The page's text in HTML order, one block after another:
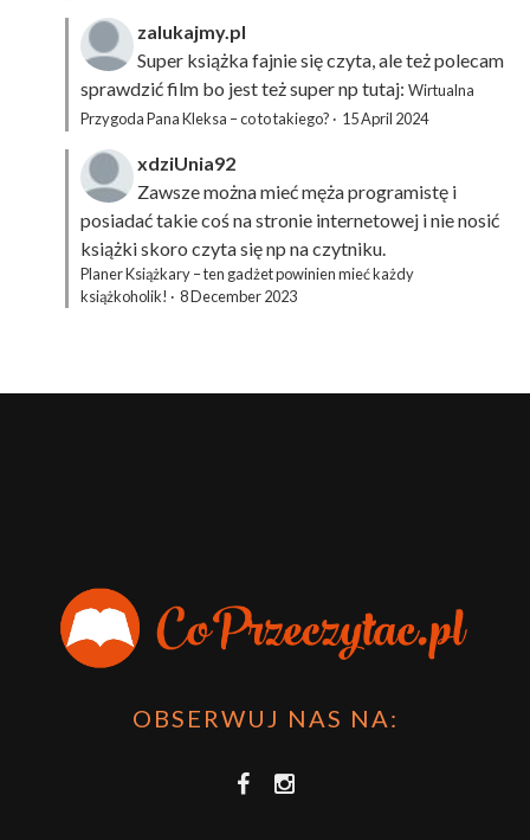
zalukajmy.pl
Super książka fajnie się czyta, ale też polecam
sprawdzić film bo jest też super np tutaj: Wirtualna
Przygoda Pana Kleksa – co to takiego? · 15 April 2024
xdziUnia92
Zawsze można mieć męża programistę i
posiadać takie coś na stronie internetowej i nie nosić
książki skoro czyta się np na czytniku.
Planer Książkary – ten gadżet powinien mieć każdy
książkoholik! · 8 December 2023
OBSERWUJ NAS NA: